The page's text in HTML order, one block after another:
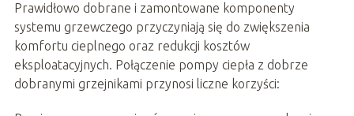
Prawidłowo dobrane i zamontowane komponenty
systemu grzewczego przyczyniają się do zwiększenia
komfortu cieplnego oraz redukcji kosztów
eksploatacyjnych. Połączenie pompy ciepła z dobrze
dobranymi grzejnikami przynosi liczne korzyści: